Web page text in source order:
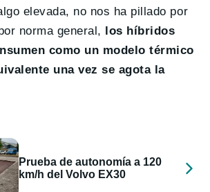
elevada, no nos ha pillado por
norma general,
los híbridos
como un modelo térmico
una vez se agota la
Prueba de autonomía a 120
km/h del Volvo EX30